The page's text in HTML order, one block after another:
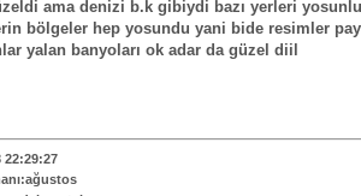
ama denizi b.k gibiydi bazı yerleri
bölgeler hep yosundu yani bide resimler
yalan banyoları ok adar da güzel diil
22:29:27